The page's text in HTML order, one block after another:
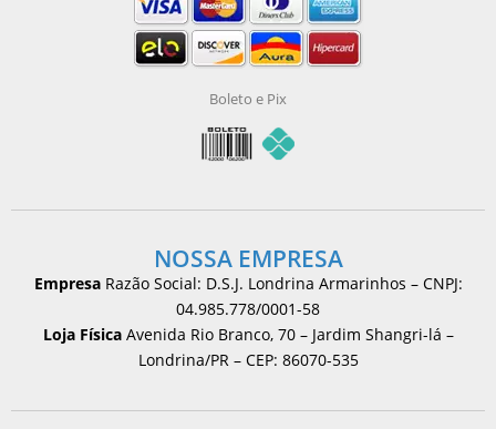
Boleto e Pix
NOSSA EMPRESA
EmpresaRazão Social: D.S.J. Londrina Armarinhos – CNPJ:
04.985.778/0001-58
Loja FísicaAvenida Rio Branco, 70 – Jardim Shangri-lá –
Londrina/PR – CEP: 86070-535